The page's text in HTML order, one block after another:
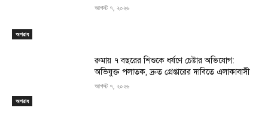
অপরাধ
আগস্ট ৭, ২০২৬
অপরাধ
রুমায় ৭ বছরের শিশুকে ধর্ষণে চেষ্টার অভিযোগ:
অভিযুক্ত পলাতক, দ্রুত গ্রেপ্তারের দাবিতে এলাকাবাসী
আগস্ট ৭, ২০২৬